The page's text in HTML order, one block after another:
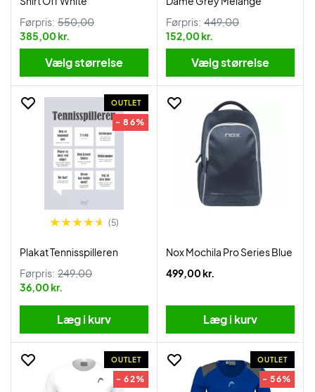
Førpris: 550,00
385,00 kr.
Vælg størrelse
Førpris: 449,00
152,00 kr.
Vælg størrelse
OUTLET
- 86%
(5)
Plakat Tennisspilleren
Førpris: 249,00
36,00 kr.
Læg i kurv
Nox Mochila Pro Series Blue
499,00 kr.
Læg i kurv
OUTLET
- 62%
OUTLET
- 56%